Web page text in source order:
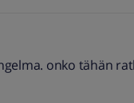
onko tähän